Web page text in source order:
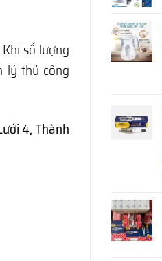
số lượng
lý thủ công
4, Thành